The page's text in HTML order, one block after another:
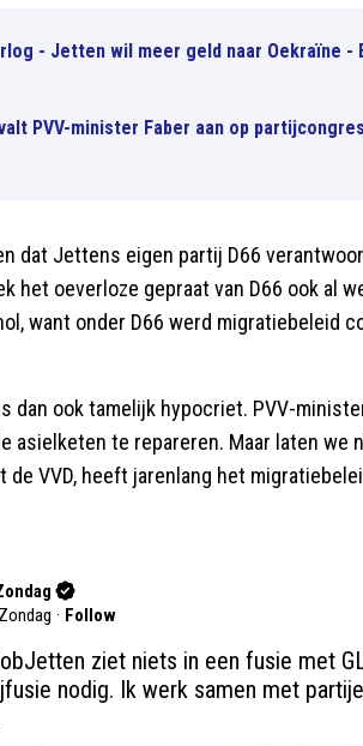
- Jetten wil meer geld naar Oekraïne -
PVV-minister Faber aan op
dat Jettens eigen partij D66
het oeverloze gepraat van D66 ook al
want onder D66 werd migratiebeleid
dan ook tamelijk hypocriet. PVV-
asielketen te repareren. Maar laten we
VVD, heeft jarenlang het
· Follow
ziet niets in een fusie met
nodig. Ik werk samen met